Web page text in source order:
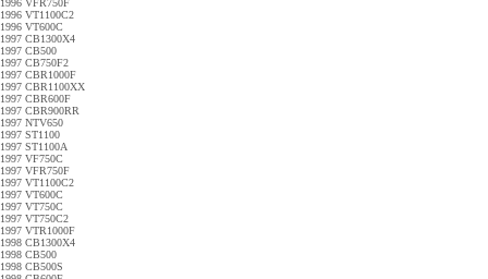
1996 VFR750F
1996 VT1100C2
1996 VT600C
1997 CB1300X4
1997 CB500
1997 CB750F2
1997 CBR1000F
1997 CBR1100XX
1997 CBR600F
1997 CBR900RR
1997 NTV650
1997 ST1100
1997 ST1100A
1997 VF750C
1997 VFR750F
1997 VT1100C2
1997 VT600C
1997 VT750C
1997 VT750C2
1997 VTR1000F
1998 CB1300X4
1998 CB500
1998 CB500S